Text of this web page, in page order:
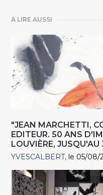
A LIRE AUSSI
"JEAN MARCHETTI,
EDITEUR. 50 ANS
LOUVIÈRE,
YVESCALBERT le 05/08/